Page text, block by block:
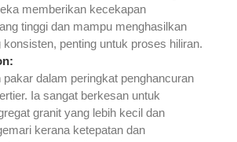
memberikan kecekapan
tinggi dan mampu menghasilkan
penting untuk proses hiliran.
:
pakar dalam peringkat penghancuran
Ia sangat berkesan untuk
granit yang lebih kecil dan
kerana ketepatan dan